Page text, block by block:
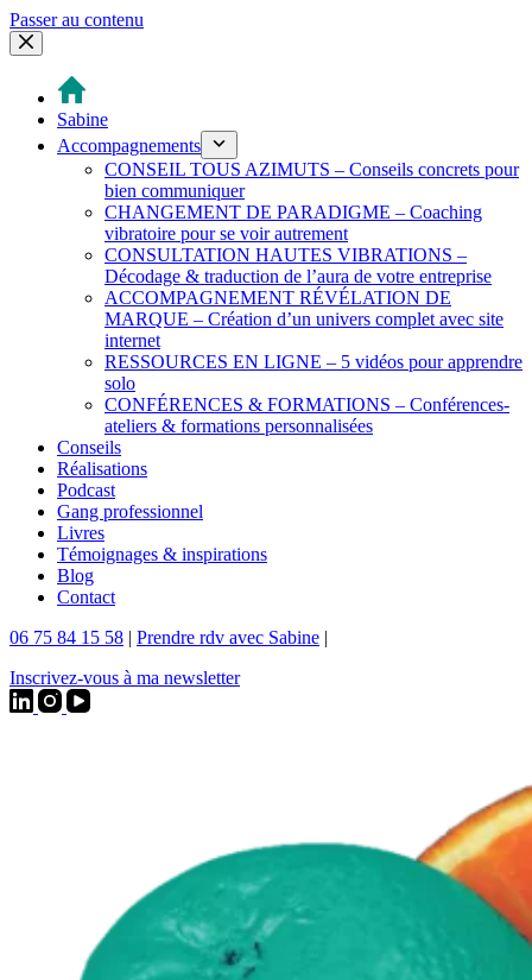
Passer au contenu
Sabine
Accompagnements
CONSEIL TOUS AZIMUTS – Conseils concrets pour
bien communiquer
CHANGEMENT DE PARADIGME – Coaching
vibratoire pour se voir autrement
CONSULTATION HAUTES VIBRATIONS –
Décodage & traduction de l’aura de votre entreprise
ACCOMPAGNEMENT RÉVÉLATION DE
MARQUE – Création d’un univers complet avec site
internet
RESSOURCES EN LIGNE – 5 vidéos pour apprendre
solo
CONFÉRENCES & FORMATIONS – Conférences-
ateliers & formations personnalisées
Conseils
Réalisations
Podcast
Gang professionnel
Livres
Témoignages & inspirations
Blog
Contact
06 75 84 15 58 | Prendre rdv avec Sabine |
Inscrivez-vous à ma newsletter